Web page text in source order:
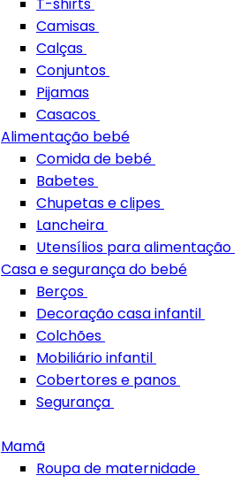
T-shirts
Camisas
Calças
Conjuntos
Pijamas
Casacos
Alimentação bebé
Comida de bebé
Babetes
Chupetas e clipes
Lancheira
Utensílios para alimentação
Casa e segurança do bebé
Berços
Decoração casa infantil
Colchões
Mobiliário infantil
Cobertores e panos
Segurança
Mamã
Roupa de maternidade